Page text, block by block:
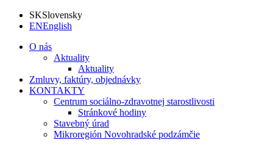
SKSlovensky
ENEnglish
O nás
Aktuality
Aktuality
Zmluvy, faktúry, objednávky
KONTAKTY
Centrum sociálno-zdravotnej starostlivosti
Stránkové hodiny
Stavebný úrad
Mikroregión Novohradské podzámčie